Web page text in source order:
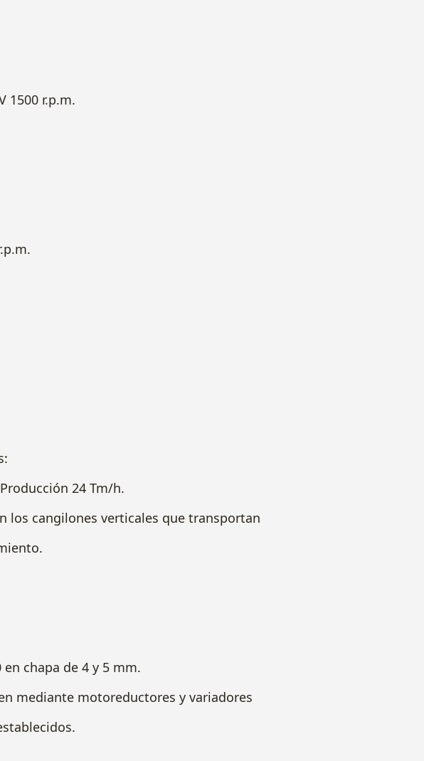
r.p.m.
24 Tm/h.
cangilones verticales que transportan
chapa de 4 y 5 mm.
motoreductores y variadores
establecidos.